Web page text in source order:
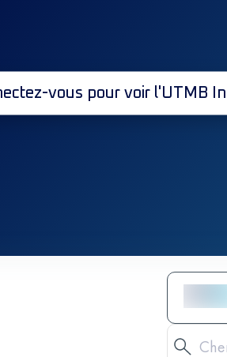
vous pour voir l'UTMB